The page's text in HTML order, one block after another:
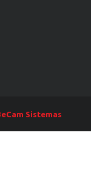
Sistemas